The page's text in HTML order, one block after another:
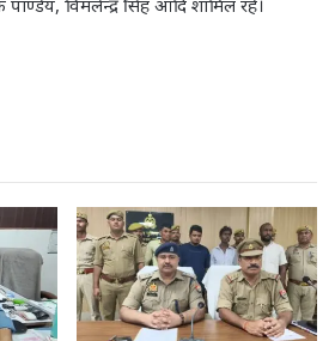
पाण्डेय, विमलेन्द्र सिंह आदि शामिल रहे।